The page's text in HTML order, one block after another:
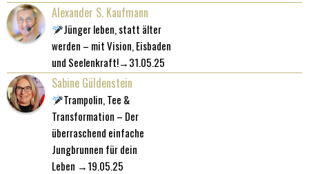
Alexander S. Kaufmann
Jünger leben, statt älter
werden – mit Vision, Eisbaden
und Seelenkraft!→31.05.25
Sabine Güldenstein
Trampolin, Tee &
Transformation – Der
überraschend einfache
Jungbrunnen für dein
Leben →19.05.25